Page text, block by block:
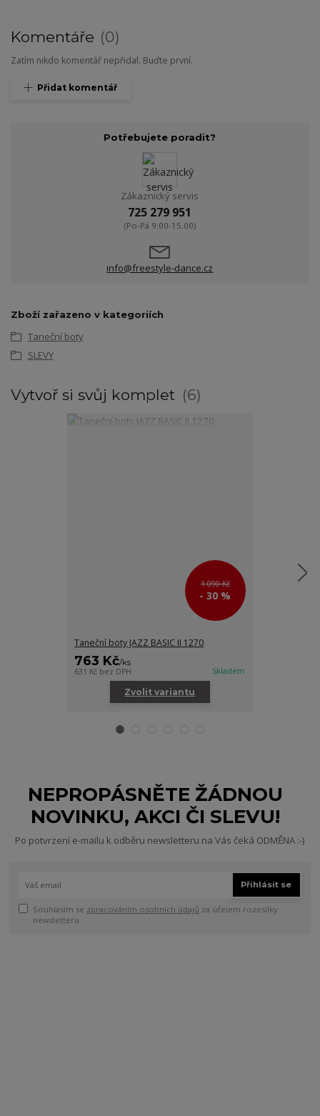
Komentáře 0
Zatím nikdo komentář nepřidal. Buďte první.
Přidat komentář
Potřebujete poradit?
Zákaznický servis
725 279 951
(Po-Pá 9:00-15.00)
info@freestyle-dance.cz
Zboží zařazeno v kategoriích
Taneční boty
SLEVY
Vytvoř si svůj komplet 6
1 090 Kč
- 30 %
Taneční boty JAZZ BASIC II 1270
763 Kč/ks
631 Kč bez DPH Skladem
Zvolit variantu
NEPROPÁSNĚTE ŽÁDNOU
NOVINKU, AKCI ČI SLEVU!
Po potvrzení e-mailu k odběru newsletteru na Vás čeká ODMĚNA :-)
Přihlásit se
Souhlasím se zpracováním osobních údajů za účelem rozesílky
newsletteru.